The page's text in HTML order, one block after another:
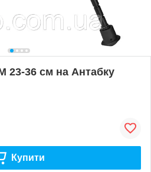
23-36 см на Антабку
Купити